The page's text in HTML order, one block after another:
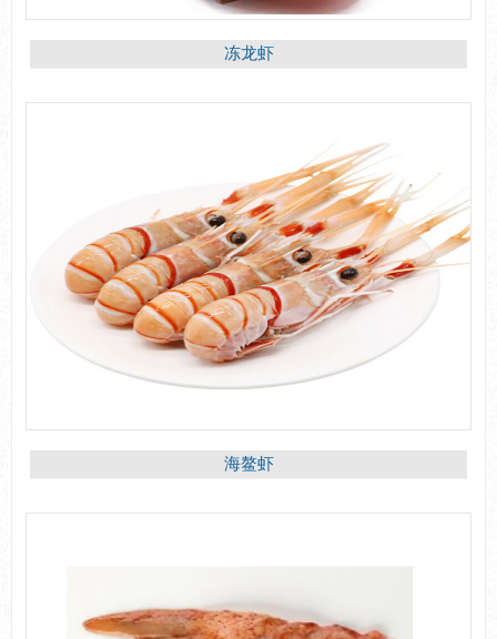
冻龙虾
海鳌虾